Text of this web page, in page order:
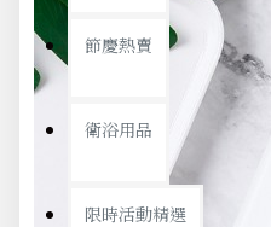
節慶熱賣
衛浴用品
限時活動精選